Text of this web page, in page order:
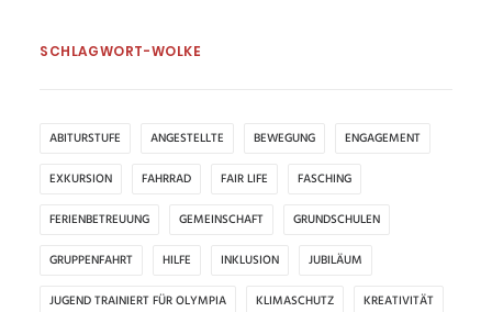
SCHLAGWORT-WOLKE
ABITURSTUFE ANGESTELLTE BEWEGUNG ENGAGEMENT
EXKURSION FAHRRAD FAIR LIFE FASCHING
FERIENBETREUUNG GEMEINSCHAFT GRUNDSCHULEN
GRUPPENFAHRT HILFE INKLUSION JUBILÄUM
JUGEND TRAINIERT FÜR OLYMPIA KLIMASCHUTZ KREATIVITÄT